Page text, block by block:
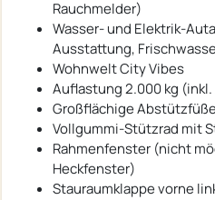
Rauchmelder)
Wasser- und Elektrik-
Ausstattung,
Wohnwelt City Vibes
Auflastung 2.000 kg (inkl.
Großflächige
Vollgummi-Stützrad mit
Rahmenfenster (nicht
Heckfenster)
Stauraumklappe vorne